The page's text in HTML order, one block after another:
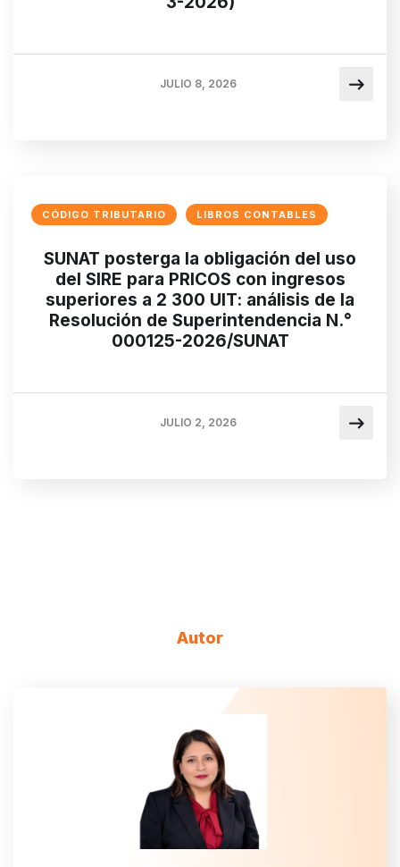
JULIO 8, 2026
CÓDIGO TRIBUTARIO LIBROS CONTABLES
SUNAT posterga la obligación del uso
del SIRE para PRICOS con ingresos
superiores a 2 300 UIT: análisis de la
Resolución de Superintendencia N.°
000125-2026/SUNAT
JULIO 2, 2026
Autor